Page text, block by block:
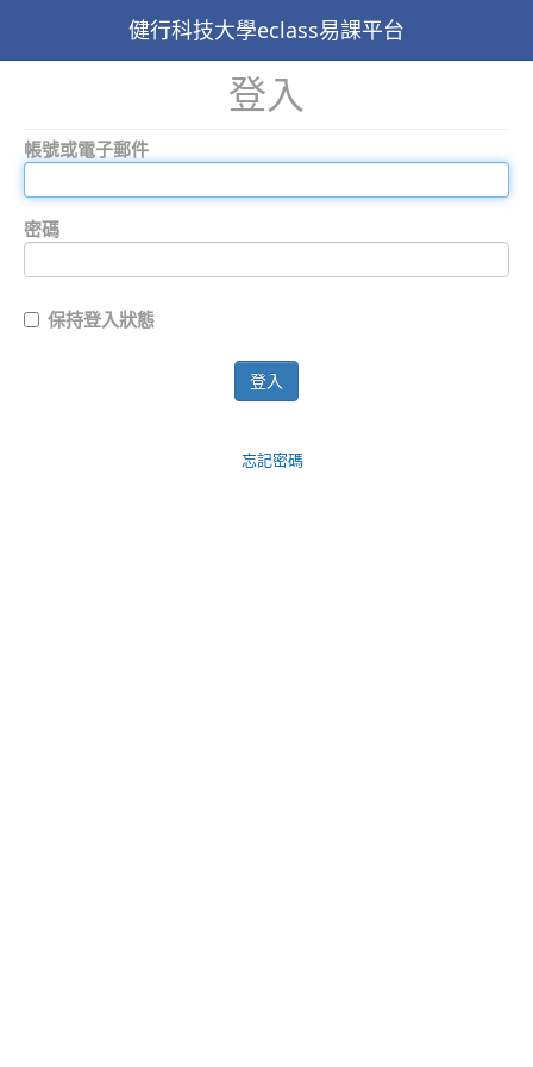
健行科技大學eclass易課平台
登入
帳號或電子郵件
密碼
保持登入狀態
登入
忘記密碼